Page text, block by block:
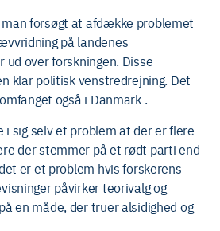
man forsøgt at afdække problemet
på landenes
ud over forskningen. Disse
klar politisk venstredrejning. Det
også i Danmark .
i sig selv et problem at der er flere
der stemmer på et rødt parti end
er et problem hvis forskerens
påvirker teorivalg og
en måde, der truer alsidighed og